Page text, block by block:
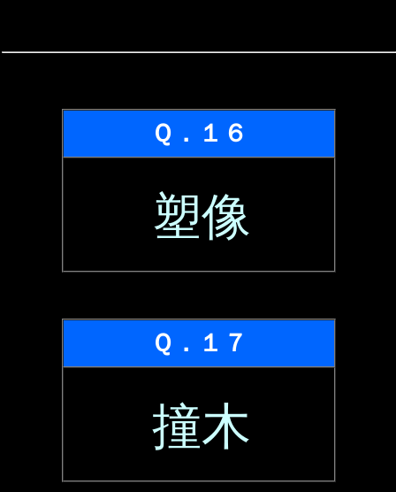
Ｑ．１６
塑像
Ｑ．１７
撞木